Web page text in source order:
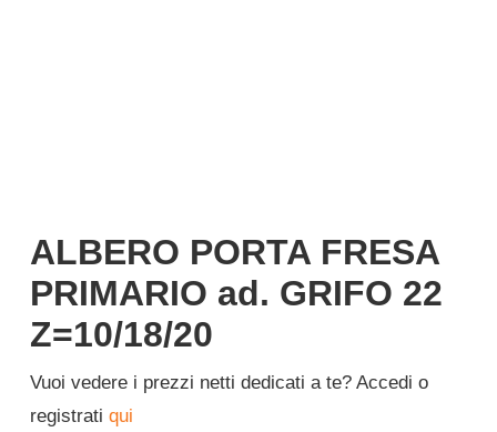
ALBERO PORTA FRESA
PRIMARIO ad. GRIFO 22
Z=10/18/20
Vuoi vedere i prezzi netti dedicati a te? Accedi o
registrati qui